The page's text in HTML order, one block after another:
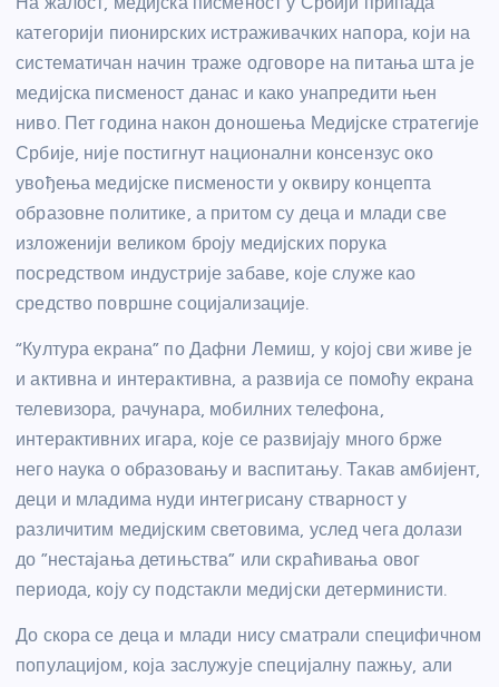
категорији пионирских истраживачких напора, који на
систематичан начин траже одговоре на питања шта је
медијска писменост данас и како унапредити њен
ниво. Пет година након доношења Медијске стратегије
Србије, није постигнут национални консензус око
увођења медијске писмености у оквиру концепта
образовне политике, а притом су деца и млади све
изложенији великом броју медијских порука
посредством индустрије забаве, које служе као
средство површне социјализације.
“Култура екрана” по Дафни Лемиш, у којој сви живе је
и активна и интерактивна, а развија се помоћу екрана
телевизора, рачунара, мобилних телефона,
интерактивних игара, које се развијају много брже
него наука о образовању и васпитању. Такав амбијент,
деци и младима нуди интегрисану стварност у
различитим медијским световима, услед чега долази
до ”нестајања детињства” или скраћивања овог
периода, коју су подстакли медијски детерминисти.
До скора се деца и млади нису сматрали специфичном
популацијом, која заслужује специјалну пажњу, али